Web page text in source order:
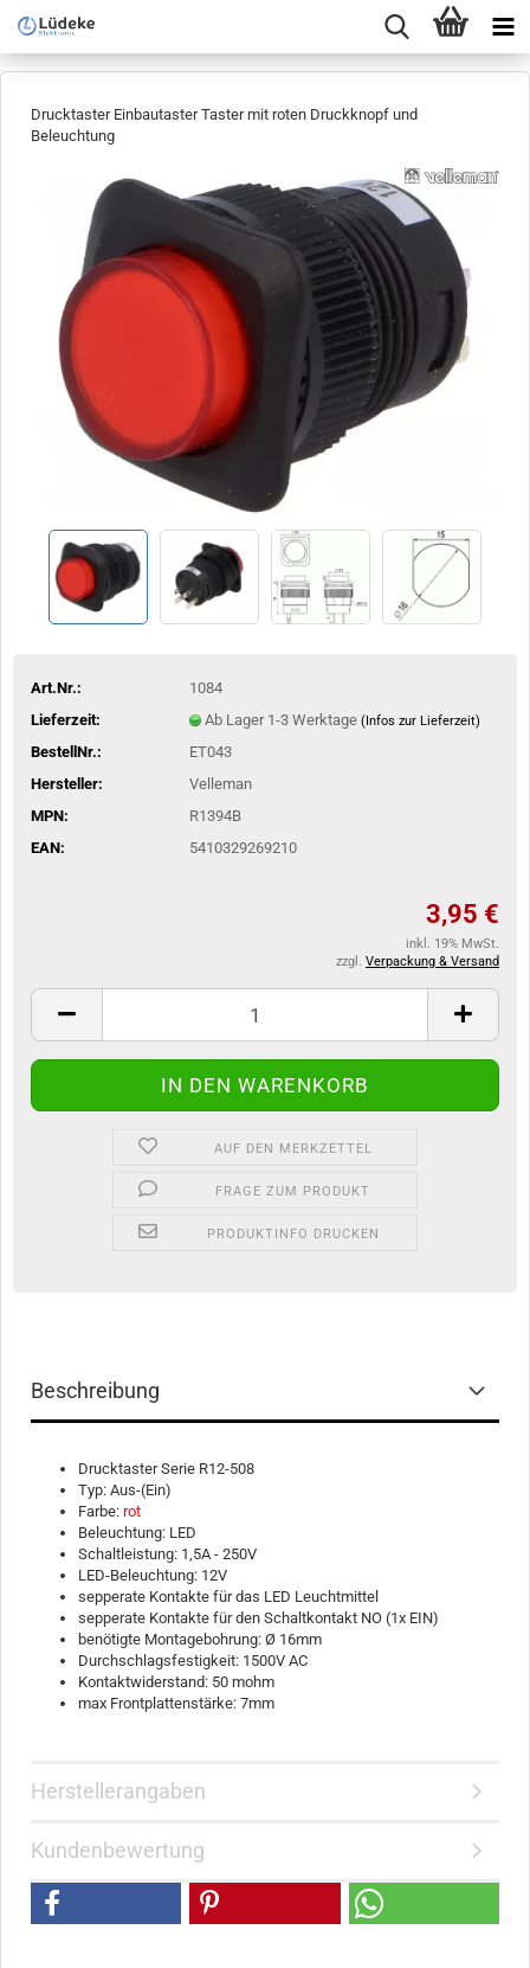
Drucktaster Einbautaster Taster mit roten Druckknopf und
Beleuchtung
Art.Nr.:
1084
Lieferzeit:
Ab Lager 1-3 Werktage (Infos zur Lieferzeit)
BestellNr.:
ET043
Hersteller:
Velleman
MPN:
R1394B
EAN:
5410329269210
3,95 €
inkl. 19% MwSt.
zzgl. Verpackung & Versand
AUF DEN MERKZETTEL
FRAGE ZUM PRODUKT
PRODUKTINFO DRUCKEN
Beschreibung
Drucktaster Serie R12-508
Typ: Aus-(Ein)
Farbe: rot
Beleuchtung: LED
Schaltleistung: 1,5A - 250V
LED-Beleuchtung: 12V
sepperate Kontakte für das LED Leuchtmittel
sepperate Kontakte für den Schaltkontakt NO (1x EIN)
benötigte Montagebohrung: Ø 16mm
Durchschlagsfestigkeit: 1500V AC
Kontaktwiderstand: 50 mohm
max Frontplattenstärke: 7mm
Herstellerangaben
Kundenbewertung